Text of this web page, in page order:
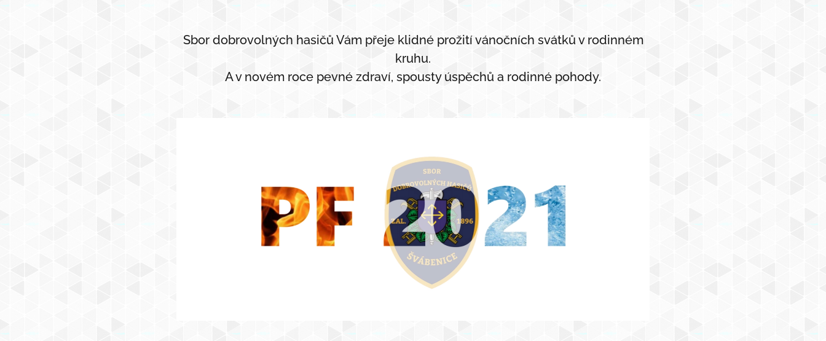
Sbor dobrovolných hasičů Vám přeje klidné prožití vánočních svátků v rodinném
kruhu.
A v novém roce pevné zdraví, spousty úspěchů a rodinné pohody.